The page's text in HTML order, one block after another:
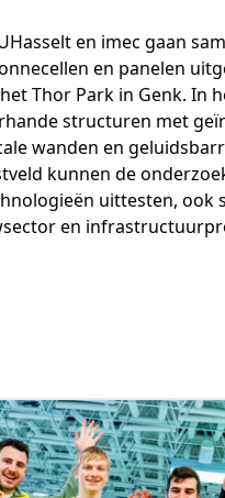
en panelen
Thor Park in Genk. In
structuren met
wanden en
kunnen de
uittesten, ook
en